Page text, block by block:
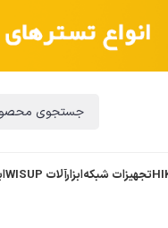
تجهیزات شبکهابزارآلات WISUP